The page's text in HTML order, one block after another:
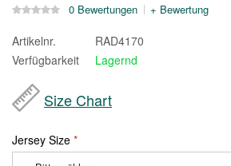
0 Bewertungen + Bewertung
Artikelnr.
RAD4170
Verfügbarkeit
Lagernd
Size Chart
Jersey Size